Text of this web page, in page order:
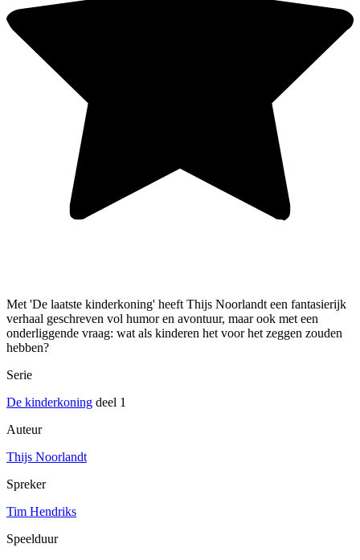
Met 'De laatste kinderkoning' heeft Thijs Noorlandt een fantasierijk
verhaal geschreven vol humor en avontuur, maar ook met een
onderliggende vraag: wat als kinderen het voor het zeggen zouden
hebben?
Serie
De kinderkoning deel 1
Auteur
Thijs Noorlandt
Spreker
Tim Hendriks
Speelduur